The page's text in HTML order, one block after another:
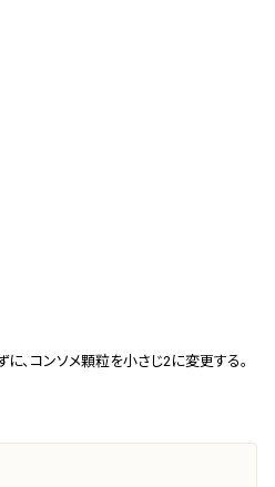
、コンソメ顆粒を小さじ2に変更する。